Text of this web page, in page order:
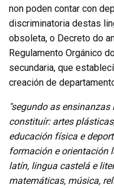
non poden contar con
discriminatoria destas
obsoleta, o Decreto do
Regulamento Orgánico
secundaria, que
creación de
"segundo as
constituír: artes
educación física e
formación e orientación
latín, lingua castelá e
matemáticas, música,